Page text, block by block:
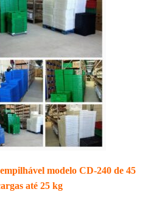
modelo CD-240 de 45
até 25 kg